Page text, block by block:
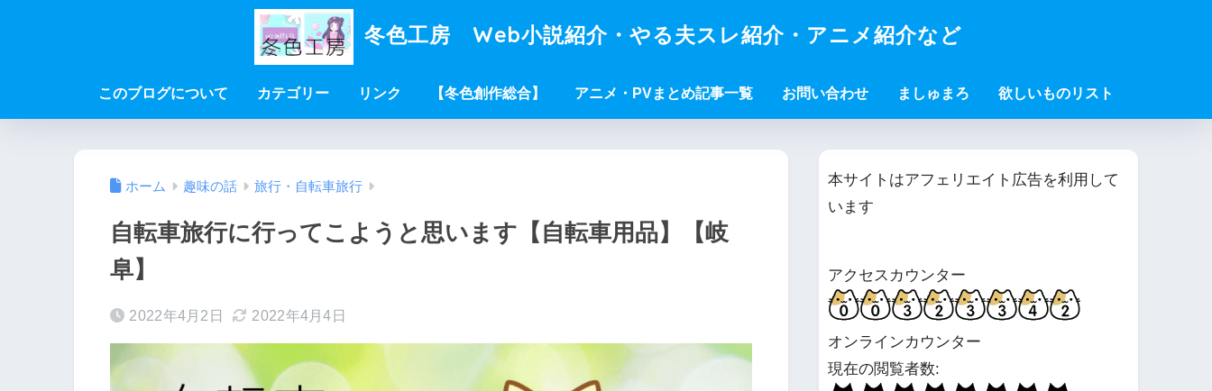
冬色工房 Web小説紹介・やる夫スレ紹介・アニメ紹介など
このブログについて カテゴリー リンク 【冬色創作総合】 アニメ・PVまとめ記事一覧 お問い合わせ ましゅまろ 欲しいものリスト
ホーム 趣味の話 旅行・自転車旅行
自転車旅行に行ってこようと思います【自転車用品】【岐
阜】
2022年4月2日 2022年4月4日
本サイトはアフェリエイト広告を利用して
います
アクセスカウンター
オンラインカウンター
現在の閲覧者数: